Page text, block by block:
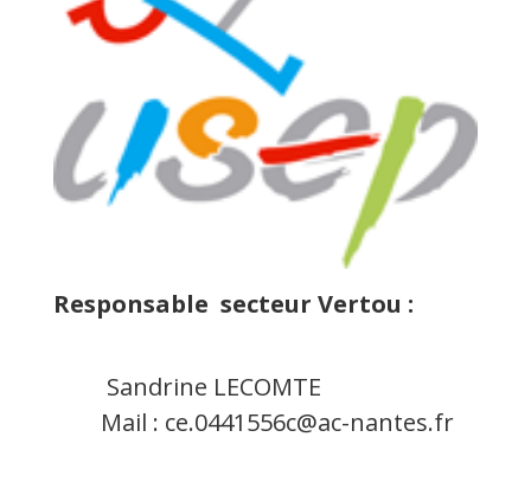
Responsable secteur Vertou :
Sandrine LECOMTE
Mail : ce.0441556c@ac-nantes.fr